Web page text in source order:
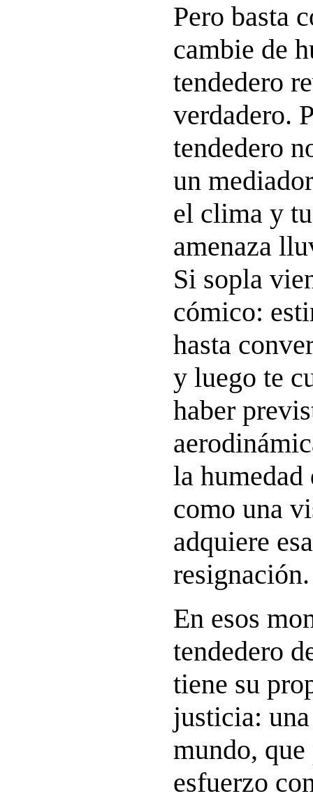
Pero basta
cambie de
tendedero
verdadero.
tendedero
un
el clima y
amenaza
Si sopla
cómico:
hasta
y luego te
haber
la humedad
como una
adquiere
resignación.
En esos
tendedero
tiene su
justicia:
mundo,
esfuerzo